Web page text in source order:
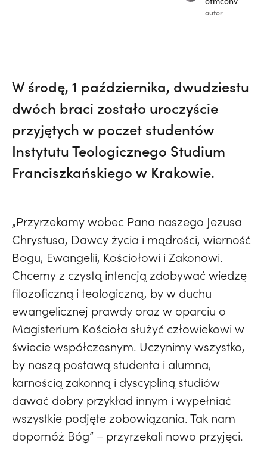
autor
W środę, 1 października, dwudziestu
dwóch braci zostało uroczyście
przyjętych w poczet studentów
Instytutu Teologicznego Studium
Franciszkańskiego w Krakowie.
„Przyrzekamy wobec Pana naszego Jezusa
Chrystusa, Dawcy życia i mądrości, wierność
Bogu, Ewangelii, Kościołowi i Zakonowi.
Chcemy z czystą intencją zdobywać wiedzę
filozoficzną i teologiczną, by w duchu
ewangelicznej prawdy oraz w oparciu o
Magisterium Kościoła służyć człowiekowi w
świecie współczesnym. Uczynimy wszystko,
by naszą postawą studenta i alumna,
karnością zakonną i dyscypliną studiów
dawać dobry przykład innym i wypełniać
wszystkie podjęte zobowiązania. Tak nam
dopomóż Bóg” – przyrzekali nowo przyjęci.